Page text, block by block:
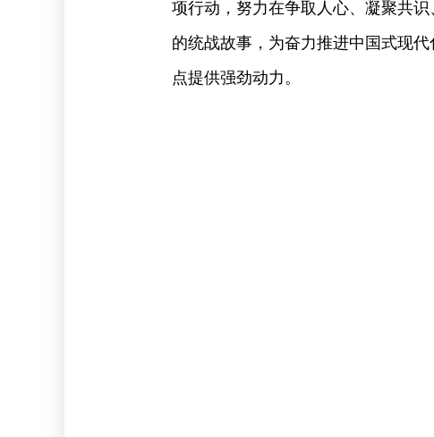
项行动，努力在争取人心、凝聚共
的统战故事，为奋力推进中国式现
点提供强劲动力。